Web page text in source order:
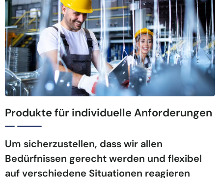
Produkte für individuelle Anforderungen
Um sicherzustellen, dass wir allen
Bedürfnissen gerecht werden und flexibel
auf verschiedene Situationen reagieren